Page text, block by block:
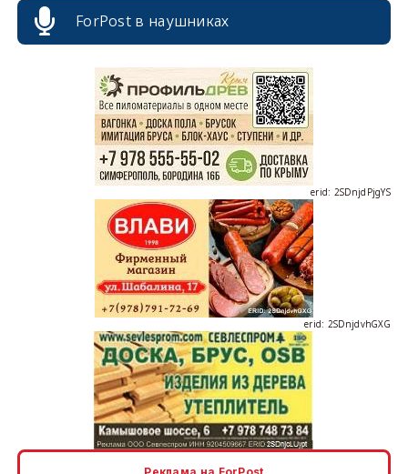
ForPost в наушниках
erid: 2SDnjdPjgYS
erid: 2SDnjdvhGXG